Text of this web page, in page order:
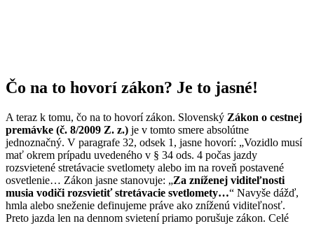
Čo na to hovorí zákon? Je to jasné!
A teraz k tomu, čo na to hovorí zákon. Slovenský Zákon o cestnej
premávke (č. 8/2009 Z. z.) je v tomto smere absolútne
jednoznačný. V paragrafe 32, odsek 1, jasne hovorí: „Vozidlo musí
mať okrem prípadu uvedeného v § 34 ods. 4 počas jazdy
rozsvietené stretávacie svetlomety alebo im na roveň postavené
osvetlenie… Zákon jasne stanovuje: „Za zníženej viditeľnosti
musia vodiči rozsvietiť stretávacie svetlomety…“ Navyše dážď,
hmla alebo sneženie definujeme práve ako zníženú viditeľnosť.
Preto jazda len na dennom svietení priamo porušuje zákon. Celé